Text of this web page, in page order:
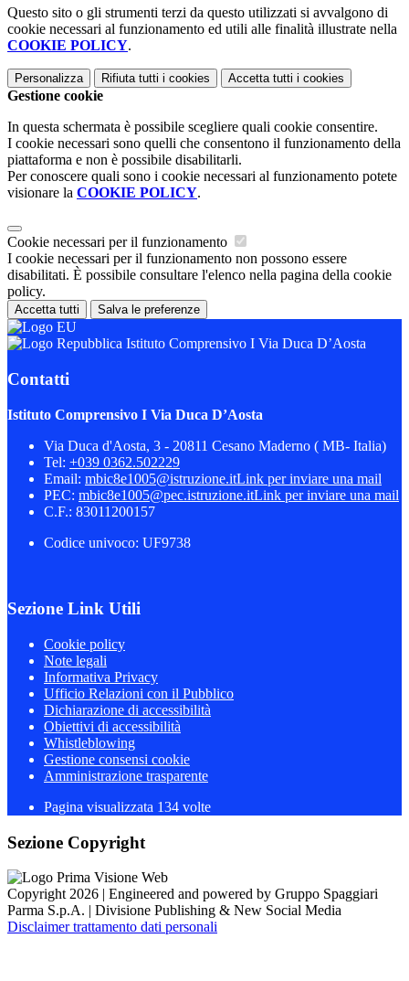
Questo sito o gli strumenti terzi da questo utilizzati si avvalgono di
cookie necessari al funzionamento ed utili alle finalità illustrate nella
COOKIE POLICY.
Personalizza Rifiuta tutti i cookies Accetta tutti i cookies
Gestione cookie
In questa schermata è possibile scegliere quali cookie consentire.
I cookie necessari sono quelli che consentono il funzionamento della
piattaforma e non è possibile disabilitarli.
Per conoscere quali sono i cookie necessari al funzionamento potete
visionare la COOKIE POLICY.
Cookie necessari per il funzionamento
I cookie necessari per il funzionamento non possono essere
disabilitati. È possibile consultare l'elenco nella pagina della cookie
policy.
Accetta tutti Salva le preferenze
Istituto Comprensivo I Via Duca D’Aosta
Contatti
Istituto Comprensivo I Via Duca D’Aosta
Via Duca d'Aosta, 3 - 20811 Cesano Maderno ( MB- Italia)
Tel: +039 0362.502229
Email: mbic8e1005@istruzione.itLink per inviare una mail
PEC: mbic8e1005@pec.istruzione.itLink per inviare una mail
C.F.: 83011200157
Codice univoco: UF9738
Sezione Link Utili
Cookie policy
Note legali
Informativa Privacy
Ufficio Relazioni con il Pubblico
Dichiarazione di accessibilità
Obiettivi di accessibilità
Whistleblowing
Gestione consensi cookie
Amministrazione trasparente
Pagina visualizzata 134 volte
Sezione Copyright
Copyright 2026 | Engineered and powered by Gruppo Spaggiari
Parma S.p.A. | Divisione Publishing & New Social Media
Disclaimer trattamento dati personali